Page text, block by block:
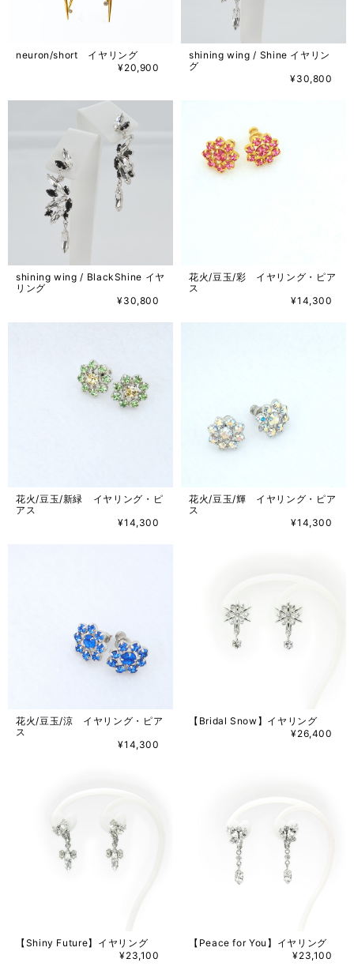
neuron/short イヤリング
¥20,900
shining wing / Shine イヤリン
グ
¥30,800
shining wing / BlackShine イヤ
リング
¥30,800
花火/豆玉/彩 イヤリング・ピア
ス
¥14,300
花火/豆玉/新緑 イヤリング・ピ
アス
¥14,300
花火/豆玉/輝 イヤリング・ピア
ス
¥14,300
花火/豆玉/涼 イヤリング・ピア
ス
¥14,300
【Bridal Snow】イヤリング
¥26,400
【Shiny Future】イヤリング
¥23,100
【Peace for You】イヤリング
¥23,100